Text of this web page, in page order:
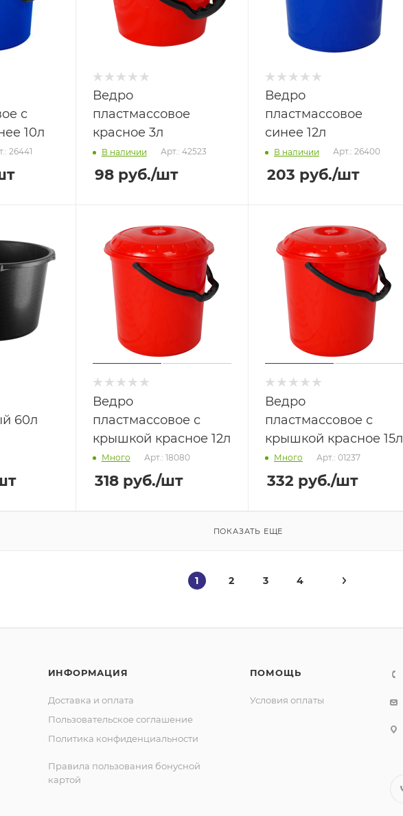
с
10л
26441
Ведро
пластмассовое
красное 3л
В наличии Арт.: 42523
98руб./шт
Ведро
пластмассовое
синее 12л
В наличии Арт.: 26400
203 руб./шт
60л
Ведро
пластмассовое с
крышкой красное 12л
Много Арт.: 18080
318руб./шт
Ведро
пластмассовое с
крышкой красное 15л
Много Арт.: 01237
332 руб./шт
ПОКАЗАТЬ ЕЩЕ
1 2 3 4
ИНФОРМАЦИЯ
Доставка и оплата
Пользовательское соглашение
Политика конфиденциальности
Правила пользования бонусной
картой
ПОМОЩЬ
Условия оплаты